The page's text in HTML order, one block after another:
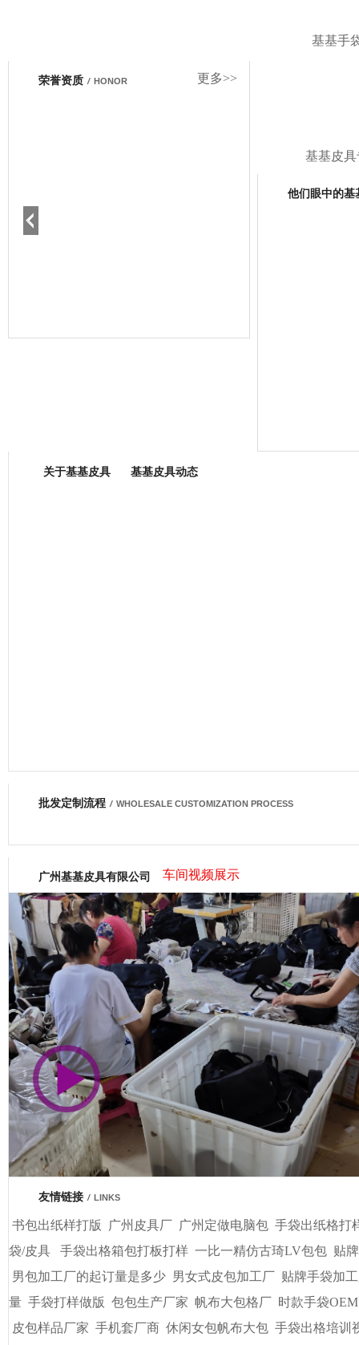
基基手
基基皮
更多>>
荣誉资质 / HONOR
网商会会员
市商会会员单位
他们眼中的基
关于基基皮具 基基皮具动态
批发定制流程 / WHOLESALE CUSTOMIZATION PROCESS
广州基基皮具有限公司 车间视频展示